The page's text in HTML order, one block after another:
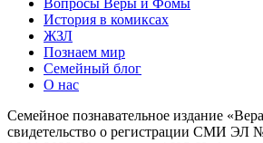
Вопросы Веры и Фомы
История в комиксах
ЖЗЛ
Познаем мир
Семейный блог
О нас
Семейное познавательное издание
свидетельство о регистрации СМИ ЭЛ